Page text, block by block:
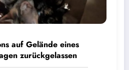
auf Gelände eines
zurückgelassen